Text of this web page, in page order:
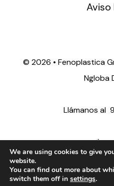
Aviso
© 2026 • Fenoplastica
Ngloba
Llámanos al
We are using cookies to give
website.
You can find out more about
switch them off in settings.